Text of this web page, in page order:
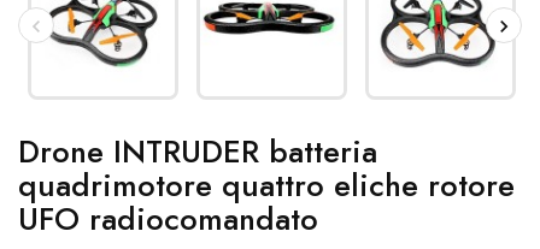
Drone INTRUDER batteria
quadrimotore quattro eliche rotore
UFO radiocomandato